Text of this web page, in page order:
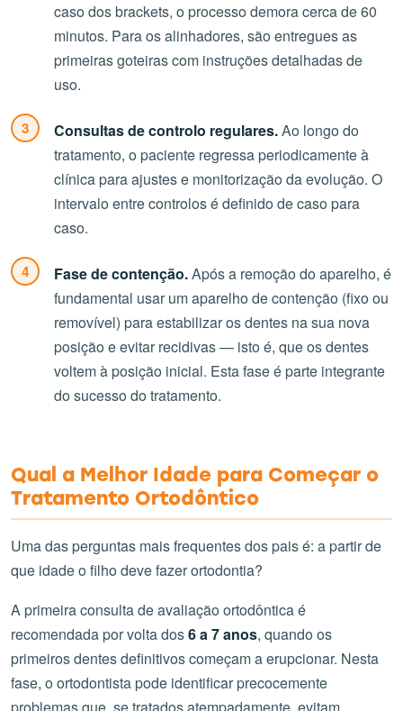
caso dos brackets, o processo demora cerca de 60
minutos. Para os alinhadores, são entregues as
primeiras goteiras com instruções detalhadas de
uso.
Consultas de controlo regulares.Ao longo do
tratamento, o paciente regressa periodicamente à
clínica para ajustes e monitorização da evolução. O
intervalo entre controlos é definido de caso para
caso.
Fase de contenção.Após a remoção do aparelho, é
fundamental usar um aparelho de contenção (fixo ou
removível) para estabilizar os dentes na sua nova
posição e evitar recidivas — isto é, que os dentes
voltem à posição inicial. Esta fase é parte integrante
do sucesso do tratamento.
Qual a Melhor Idade para Começar o
Tratamento Ortodôntico
Uma das perguntas mais frequentes dos pais é: a partir de
que idade o filho deve fazer ortodontia?
A primeira consulta de avaliação ortodôntica é
recomendada por volta dos6 a 7 anos, quando os
primeiros dentes definitivos começam a erupcionar. Nesta
fase, o ortodontista pode identificar precocemente